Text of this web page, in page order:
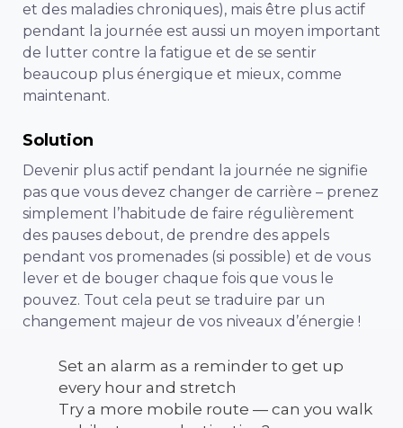
et des maladies chroniques), mais être plus actif
pendant la journée est aussi un moyen important
de lutter contre la fatigue et de se sentir
beaucoup plus énergique et mieux, comme
maintenant.
Solution
Devenir plus actif pendant la journée ne signifie
pas que vous devez changer de carrière – prenez
simplement l’habitude de faire régulièrement
des pauses debout, de prendre des appels
pendant vos promenades (si possible) et de vous
lever et de bouger chaque fois que vous le
pouvez. Tout cela peut se traduire par un
changement majeur de vos niveaux d’énergie !
Set an alarm as a reminder to get up
every hour and stretch
Try a more mobile route — can you walk